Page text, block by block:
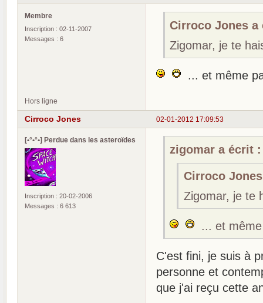
Membre
Inscription : 02-11-2007
Messages : 6
Cirroco Jones a
Zigomar, je te
... et même
Hors ligne
02-01-2012 17:09:53
Cirroco Jones
[•°•°•] Perdue dans les asteroïdes
Inscription : 20-02-2006
Messages : 6 613
zigomar a écrit :
Cirroco
Zigomar, je te
... et
C'est fini, je suis à
personne et
que j'ai reçu cette